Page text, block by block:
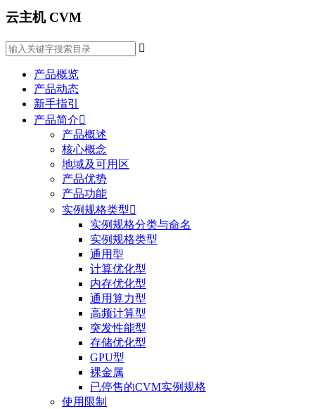
云主机 CVM

产品概览
产品动态
新手指引
产品简介
产品概述
核心概念
地域及可用区
产品优势
产品功能
实例规格类型
实例规格分类与命名
实例规格类型
通用型
计算优化型
内存优化型
通用算力型
高频计算型
突发性能型
存储优化型
GPU型
裸金属
已停售的CVM实例规格
使用限制